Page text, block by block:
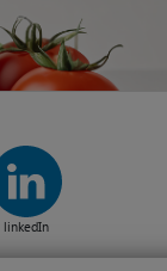
linkedIn